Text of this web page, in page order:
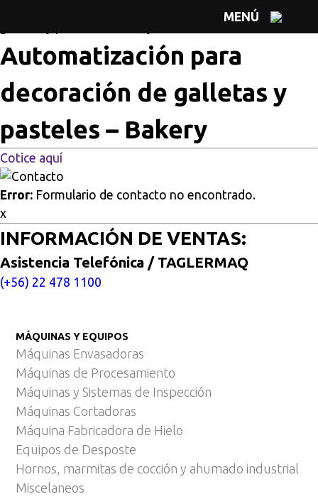
MENÚ
Automatización para decoración de
Automatización para
decoración de galletas y
pasteles – Bakery
Cotice aquí
Error: Formulario de contacto no encontrado.
x
INFORMACIÓN DE VENTAS:
Asistencia Telefónica / TAGLERMAQ
(+56) 22 478 1100
MÁQUINAS Y EQUIPOS
Máquinas Envasadoras
Máquinas de Procesamiento
Máquinas y Sistemas de Inspección
Máquinas Cortadoras
Máquina Fabricadora de Hielo
Equipos de Desposte
Hornos, marmitas de cocción y ahumado industrial
Miscelaneos